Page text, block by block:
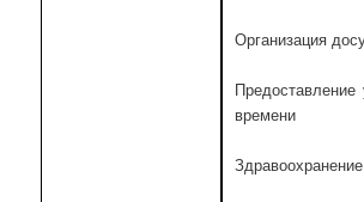
Организация
времени
Здравоохранение